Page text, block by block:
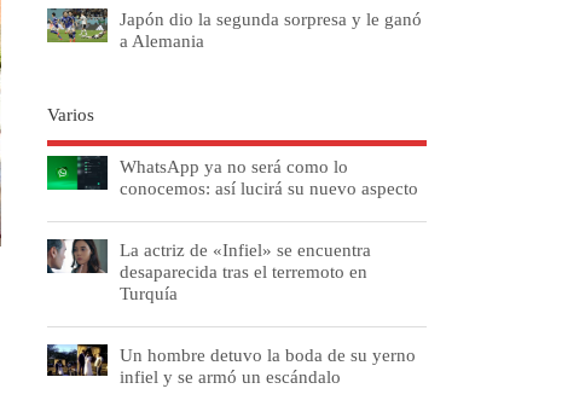
Japón dio la segunda sorpresa y le ganó
a Alemania
Varios
WhatsApp ya no será como lo
conocemos: así lucirá su nuevo aspecto
La actriz de «Infiel» se encuentra
desaparecida tras el terremoto en
Turquía
Un hombre detuvo la boda de su yerno
infiel y se armó un escándalo